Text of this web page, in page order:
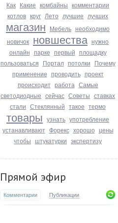
Как Какие комбайны комментарии
котлов круг Лето лучшие лучших
магазин Мебель необходимо
новичок новшества нужно
онлайн парке первый площадку
пользоваться Портал потолки Почему
применение проводить проект
происходит работа Самые
светодиодные сейчас Советы ставках
стали Стеклянный такое термо
товары узнать употребление
устанавливают Форекс хорошо цены
чтобы штукатурки экспертизу
Прямой эфир
Комментарии Публикации